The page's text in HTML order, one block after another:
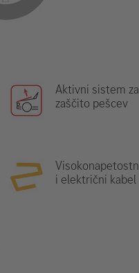
Aktivni sistem za
zaščito pešcev
Visokonapetostn
i električni kabel